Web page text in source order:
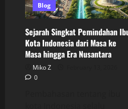
Blog
Sejarah Singkat Pemindahan
Kota Indonesia dari Masa ke
Masa hingga Era Nusantara
Miko Z
0